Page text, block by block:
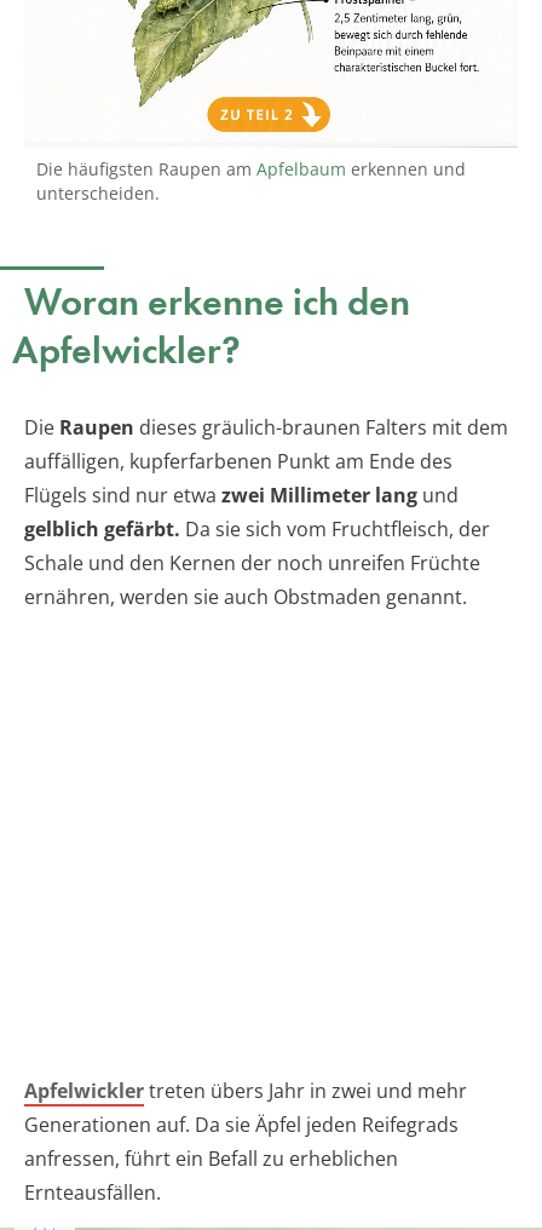
Die häufigsten Raupen am Apfelbaum erkennen und
unterscheiden.
Woran erkenne ich den
Apfelwickler?
Die Raupen dieses gräulich-braunen Falters mit dem
auffälligen, kupferfarbenen Punkt am Ende des
Flügels sind nur etwa zwei Millimeter lang und
gelblich gefärbt. Da sie sich vom Fruchtfleisch, der
Schale und den Kernen der noch unreifen Früchte
ernähren, werden sie auch Obstmaden genannt.
Apfelwicklertreten übers Jahr in zwei und mehr
Generationen auf. Da sie Äpfel jeden Reifegrads
anfressen, führt ein Befall zu erheblichen
Ernteausfällen.